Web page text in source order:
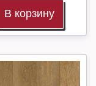
В корзину